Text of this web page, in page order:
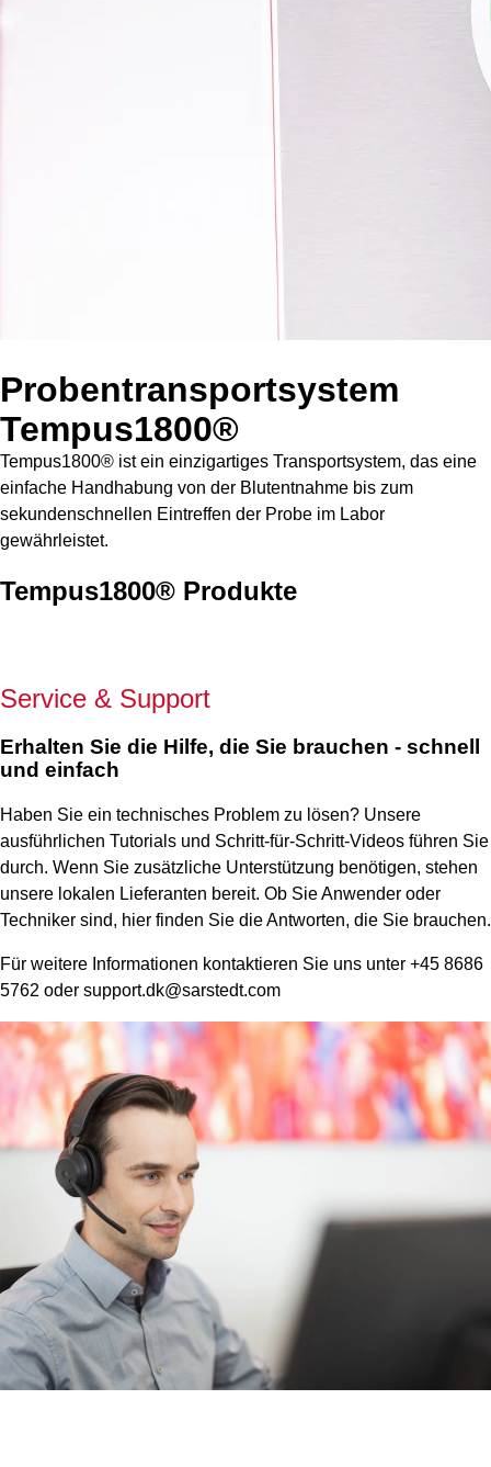
Probentransportsystem
Tempus1800®
Tempus1800® ist ein einzigartiges Transportsystem, das eine
einfache Handhabung von der Blutentnahme bis zum
sekundenschnellen Eintreffen der Probe im Labor
gewährleistet.
Tempus1800® Produkte
Service & Support
Erhalten Sie die Hilfe, die Sie brauchen - schnell
und einfach
Haben Sie ein technisches Problem zu lösen? Unsere
ausführlichen Tutorials und Schritt-für-Schritt-Videos führen Sie
durch. Wenn Sie zusätzliche Unterstützung benötigen, stehen
unsere lokalen Lieferanten bereit. Ob Sie Anwender oder
Techniker sind, hier finden Sie die Antworten, die Sie brauchen.
Für weitere Informationen kontaktieren Sie uns unter +45 8686
5762 oder support.dk@sarstedt.com